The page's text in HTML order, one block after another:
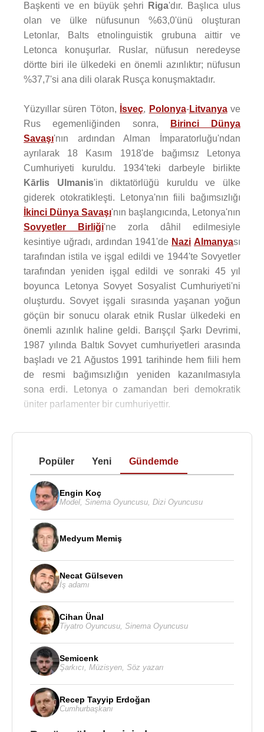
Başkenti ve en büyük şehri
Riga'dır. Başlıca ulus
olan ve ülke nüfusunun %63,0'ünü oluşturan
Letonlar, Balts etnolinguistik grubuna aittir ve
Letonca konuşurlar. Ruslar, nüfusun neredeyse
dörtte biri ile ülkedeki en önemli azınlıktır; nüfusun
%37,7'si ana dili olarak Rusça konuşmaktadır.
Yüzyıllar süren Töton, İsveç, Polonya-Litvanyave
Rus egemenliğinden sonra,
Birinci Dünya
Savaşı'nın ardından Alman İmparatorluğu'ndan
ayrılarak 18 Kasım 1918'de bağımsız Letonya
Cumhuriyeti kuruldu. 1934'teki darbeyle birlikte
Kārlis Ulmanis'in diktatörlüğü kuruldu ve ülke
giderek otokratikleşti. Letonya'nın fiili bağımsızlığı
İkinci Dünya Savaşı'nın başlangıcında, Letonya'nın
Sovyetler Birliği'ne zorla dâhil edilmesiyle
kesintiye uğradı, ardından 1941'de Nazi Almanyası
tarafından istila ve işgal edildi ve 1944'te Sovyetler
tarafından yeniden işgal edildi ve sonraki 45 yıl
boyunca Letonya Sovyet Sosyalist Cumhuriyeti'ni
oluşturdu. Sovyet işgali sırasında yaşanan yoğun
göçün bir sonucu olarak etnik Ruslar ülkedeki en
önemli azınlık haline geldi. Barışçıl Şarkı Devrimi,
1987 yılında Baltık Sovyet cumhuriyetleri arasında
başladı ve 21 Ağustos 1991 tarihinde hem fiili hem
de resmi bağımsızlığın yeniden kazanılmasıyla
sona erdi. Letonya o zamandan beri demokratik
üniter parlamenter bir cumhuriyettir.
Popüler Yeni Gündemde
Engin Koç
Model Sinema Oyuncusu Dizi Oyuncusu
Medyum Memiş
Necat Gülseven
İş adamı
Cihan Ünal
Tiyatro Oyuncusu Sinema Oyuncusu
Semicenk
Şarkıcı Müzisyen Söz yazarı
Recep Tayyip Erdoğan
Cumhurbaşkanı